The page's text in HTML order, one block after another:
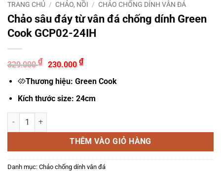
TRANG CHỦ / CHẢO, NỒI / CHẢO CHỐNG DÍNH VÂN ĐÁ
Chảo sâu đáy từ vân đá chống dính Green
Cook GCP02-24IH
329.000₫ Giá
gốc
là:
329.000 ₫.
230.000₫Giá
hiện
là:
Thương hiệu: Green Cook
Kích thước size: 24cm
Chảo sâu đáy từ vân đá chống dính Green Cook GCP02-24IH số
THÊM VÀO GIỎ HÀNG
Danh mục: Chảo chống dính vân đá